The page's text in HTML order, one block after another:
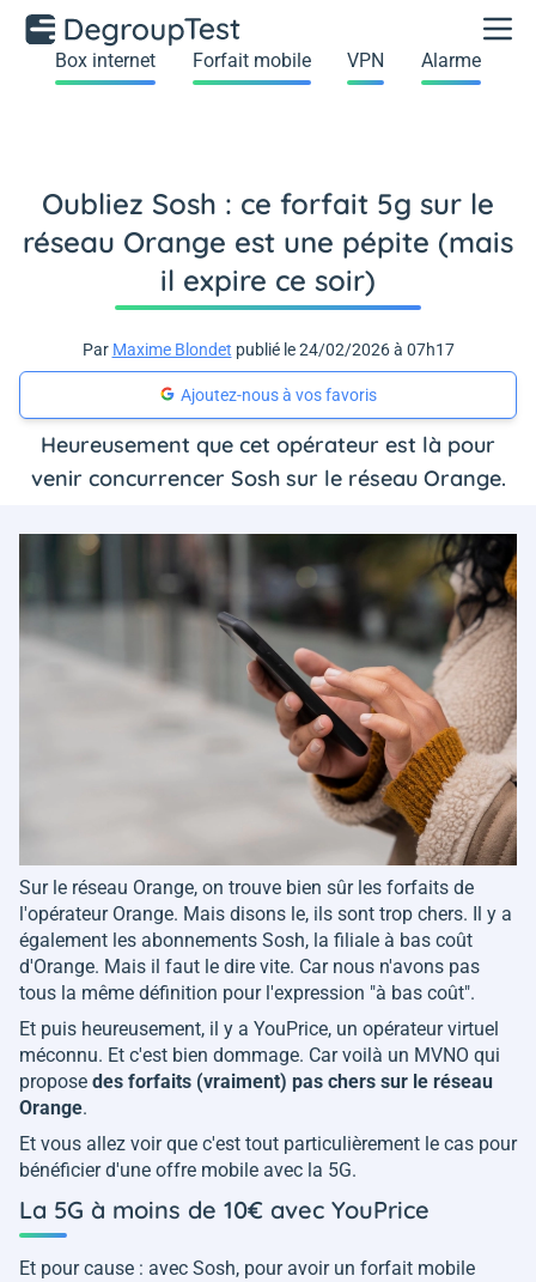
Box internet Forfait mobile VPN Alarme
Oubliez Sosh : ce forfait 5g sur le
réseau Orange est une pépite (mais
il expire ce soir)
Par Maxime Blondet publié le 24/02/2026 à 07h17
Ajoutez-nous à vos favoris
Heureusement que cet opérateur est là pour
venir concurrencer Sosh sur le réseau Orange.
Sur le réseau Orange, on trouve bien sûr les forfaits de
l'opérateur Orange. Mais disons le, ils sont trop chers. Il y a
également les abonnements Sosh, la filiale à bas coût
d'Orange. Mais il faut le dire vite. Car nous n'avons pas
tous la même définition pour l'expression "à bas coût".
Et puis heureusement, il y a YouPrice, un opérateur virtuel
méconnu. Et c'est bien dommage. Car voilà un MVNO qui
propose des forfaits (vraiment) pas chers sur le réseau
Orange.
Et vous allez voir que c'est tout particulièrement le cas pour
bénéficier d'une offre mobile avec la 5G.
La 5G à moins de 10€ avec YouPrice
Et pour cause : avec Sosh, pour avoir un forfait mobile